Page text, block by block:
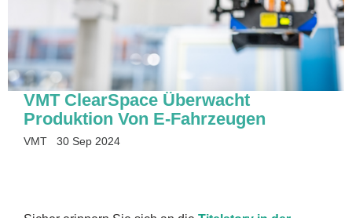
VMT ClearSpace Überwacht
Produktion Von E-Fahrzeugen
VMT 30 Sep 2024